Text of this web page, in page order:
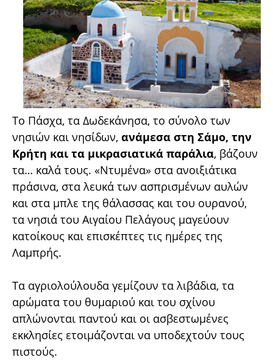
Το Πάσχα, τα Δωδεκάνησα, το σύνολο των
νησιών και νησίδων, ανάμεσα στη Σάμο, την
Κρήτη και τα μικρασιατικά παράλια, βάζουν
τα… καλά τους. «Ντυμένα» στα ανοιξιάτικα
πράσινα, στα λευκά των ασπρισμένων αυλών
και στα μπλε της θάλασσας και του ουρανού,
τα νησιά του Αιγαίου Πελάγους μαγεύουν
κατοίκους και επισκέπτες τις ημέρες της
Λαμπρής.
Τα αγριολούλουδα γεμίζουν τα λιβάδια, τα
αρώματα του θυμαριού και του σχίνου
απλώνονται παντού και οι ασβεστωμένες
εκκλησίες ετοιμάζονται να υποδεχτούν τους
πιστούς.